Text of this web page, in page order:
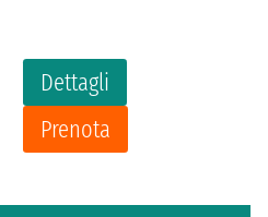
Dettagli
Prenota